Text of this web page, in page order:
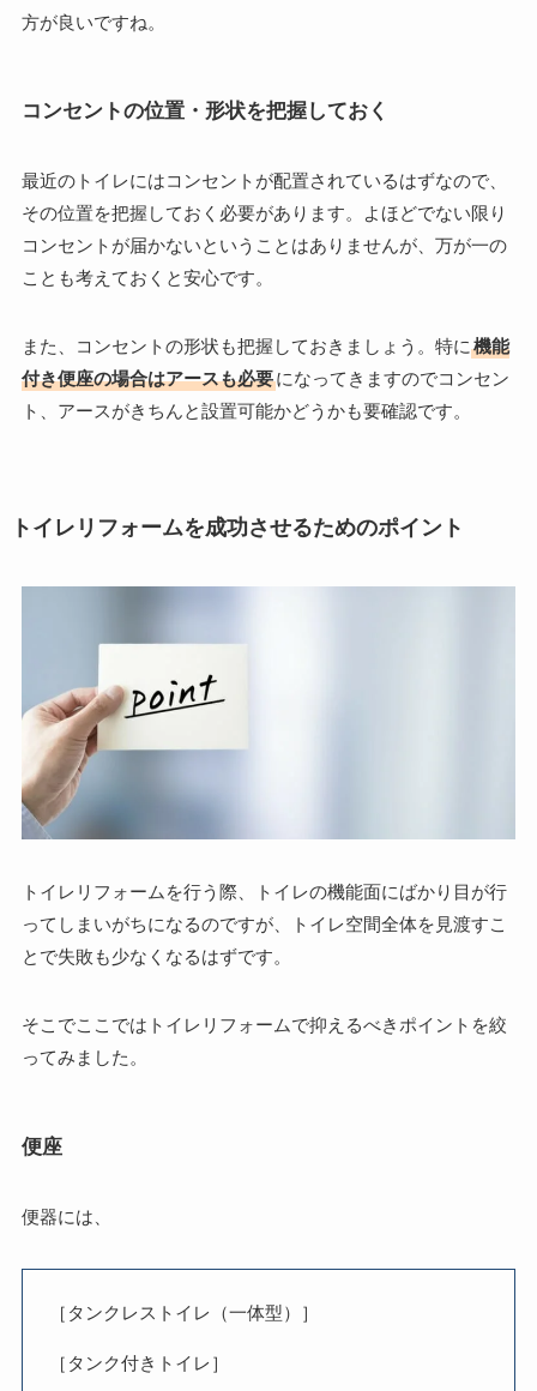
方が良いですね。
コンセントの位置・形状を把握しておく
最近のトイレにはコンセントが配置されているはずなので、
その位置を把握しておく必要があります。よほどでない限り
コンセントが届かないということはありませんが、万が一の
ことも考えておくと安心です。
また、コンセントの形状も把握しておきましょう。特に 機能
付き便座の場合はアースも必要になってきますのでコンセン
ト、アースがきちんと設置可能かどうかも要確認です。
トイレリフォームを成功させるためのポイント
トイレリフォームを行う際、トイレの機能面にばかり目が行
ってしまいがちになるのですが、トイレ空間全体を見渡すこ
とで失敗も少なくなるはずです。
そこでここではトイレリフォームで抑えるべきポイントを絞
ってみました。
便座
便器には、
［タンクレストイレ（一体型）］
［タンク付きトイレ］